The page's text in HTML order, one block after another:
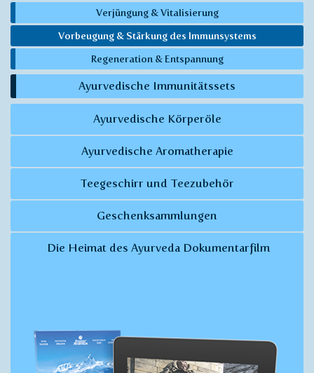
Verjüngung & Vitalisierung
Vorbeugung & Stärkung des Immunsystems
Regeneration & Entspannung
Ayurvedische Immunitätssets
Ayurvedische Körperöle
Ayurvedische Aromatherapie
Teegeschirr und Teezubehör
Geschenksammlungen
Die Heimat des Ayurveda Dokumentarfilm